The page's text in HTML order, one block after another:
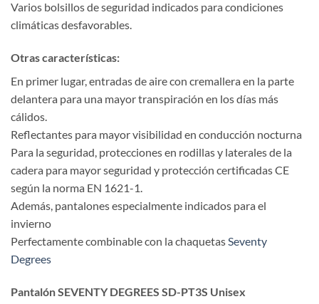
Varios bolsillos de seguridad indicados para condiciones
climáticas desfavorables.
Otras características:
En primer lugar, entradas de aire con cremallera en la parte
delantera para una mayor transpiración en los días más
cálidos.
Reflectantes para mayor visibilidad en conducción nocturna
Para la seguridad, protecciones en rodillas y laterales de la
cadera para mayor seguridad y protección certificadas CE
según la norma EN 1621-1.
Además, pantalones especialmente indicados para el
invierno
Perfectamente combinable con la chaquetasSeventy
Degrees
Pantalón SEVENTY DEGREES SD-PT3S Unisex